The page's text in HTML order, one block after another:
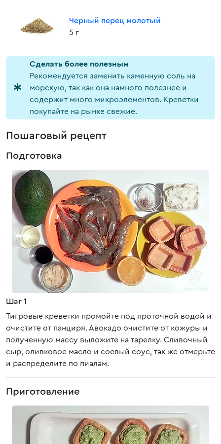
Черный перец молотый
5 г
Cделать более полезным
Рекомендуется заменить каменную соль на
морскую, так как она намного полезнее и
содержит много микроэлементов. Креветки
покупайте на рынке свежие.
Пошаговый рецепт
Подготовка
Шаг 1
Тигровые креветки промойте под проточной водой и
очистите от панциря. Авокадо очистите от кожуры и
полученную массу выложите на тарелку. Сливочный
сыр, оливковое масло и соевый соус, так же отмерьте
и распределите по пиалам.
Приготовление